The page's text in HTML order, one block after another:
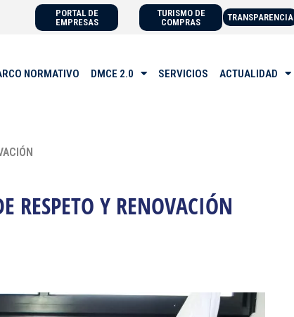
PORTAL DE
EMPRESAS
TURISMO DE
COMPRAS
TRANSPARENCIA
NORMATIVO DMCE 2.0 SERVICIOS ACTUALIDAD
RESPETO Y RENOVACIÓN